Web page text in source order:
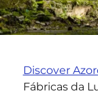
Discover
Fábricas da